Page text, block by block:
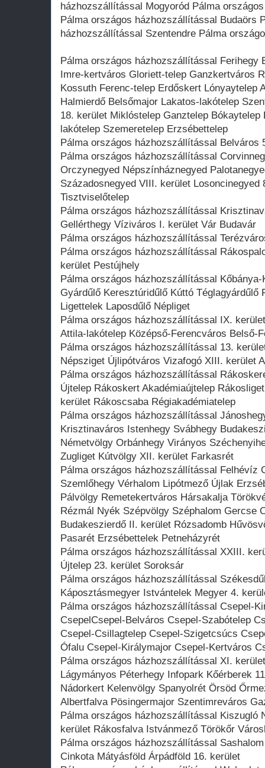
házhozszállítással Mogyoród Pálma
Pálma országos házhozszállítással Budaörs
házhozszállítással Szentendre Pálma
Pálma országos házhozszállítással Ferihegy
Imre-kertváros Gloriett-telep Ganzkertváros
Kossuth Ferenc-telep Erdőskert Lónyaytelep
Halmierdő Belsőmajor Lakatos-lakótelep
18. kerület Miklóstelep Ganztelep
lakótelep Szemeretelep Erzsébettelep
Pálma országos házhozszállítással Belváros
Pálma országos házhozszállítással
Orczynegyed Népszínháznegyed
Századosnegyed VIII. kerület Losoncinegyed
Tisztviselőtelep
Pálma országos házhozszállítással
Gellérthegy Víziváros I. kerület Vár Budavár
Pálma országos házhozszállítással
Pálma országos házhozszállítással
kerület Pestújhely
Pálma országos házhozszállítással
Gyárdűlő Keresztúridűlő Kúttó Téglagyárdűlő
Ligettelek Laposdűlő Népliget
Pálma országos házhozszállítással IX.
Attila-lakótelep Középső-Ferencváros Belső-
Pálma országos házhozszállítással 13.
Népsziget Újlipótváros Vizafogó XIII. kerület
Pálma országos házhozszállítással
Újtelep Rákoskert Akadémiaújtelep
kerület Rákoscsaba Régiakadémiatelep
Pálma országos házhozszállítással
Krisztinaváros Istenhegy Svábhegy
Németvölgy Orbánhegy Virányos
Zugliget Kútvölgy XII. kerület Farkasrét
Pálma országos házhozszállítással Felhévíz
Szemlőhegy Vérhalom Lipótmező Újlak
Pálvölgy Remetekertváros Hársakalja
Rézmál Nyék Szépvölgy Széphalom Gercse
Budakeszierdő II. kerület Rózsadomb
Pasarét Erzsébettelek Petneházyrét
Pálma országos házhozszállítással XXIII.
Újtelep 23. kerület Soroksár
Pálma országos házhozszállítással
Káposztásmegyer Istvántelek Megyer 4.
Pálma országos házhozszállítással Csepel-
CsepelCsepel-Belváros Csepel-Szabótelep
Csepel-Csillagtelep Csepel-Szigetcsúcs
Ófalu Csepel-Királymajor Csepel-Kertváros
Pálma országos házhozszállítással XI.
Lágymányos Péterhegy Infopark Kőérberek
Nádorkert Kelenvölgy Spanyolrét Örsöd
Albertfalva Pösingermajor Szentimreváros
Pálma országos házhozszállítással Kiszugló
kerület Rákosfalva Istvánmező Törökőr
Pálma országos házhozszállítással
Cinkota Mátyásföld Árpádföld 16. kerület